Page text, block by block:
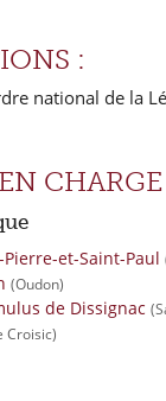
:
national de la
et-Saint-Paul
(Oudon)
de Dissignac
Croisic)